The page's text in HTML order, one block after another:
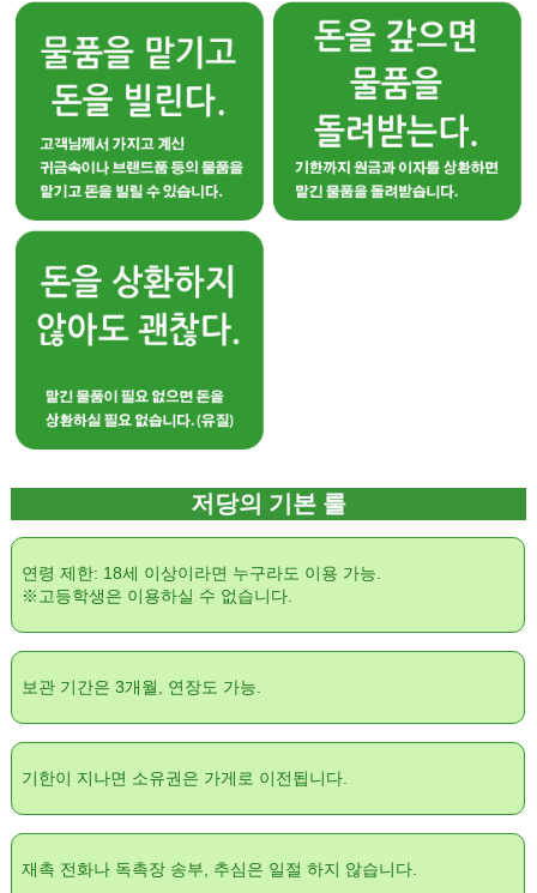
저당의 기본 룰
연령 제한: 18세 이상이라면 누구라도 이용 가능.
※고등학생은 이용하실 수 없습니다.
보관 기간은 3개월, 연장도 가능.
기한이 지나면 소유권은 가게로 이전됩니다.
재촉 전화나 독촉장 송부, 추심은 일절 하지 않습니다.